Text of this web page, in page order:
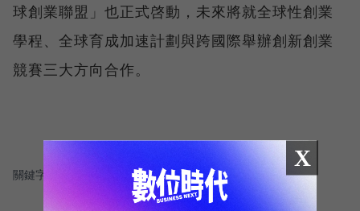
球創業聯盟」也正式啓動，未來將就全球性創業
學程、全球育成加速計劃與跨國際舉辦創新創業
競賽三大方向合作。
關鍵字：
X